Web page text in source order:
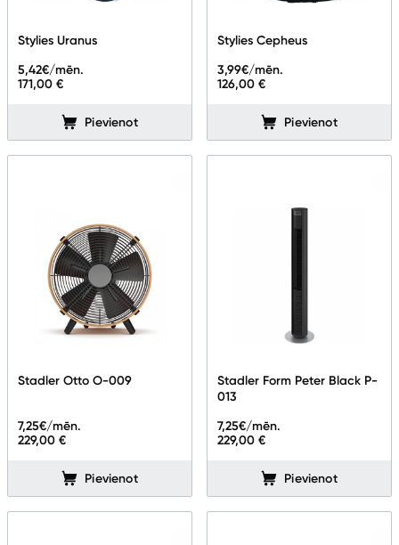
Tet pakalpojumi
Kontakti
Stylies Uranus
171,00 €
5,42€/mēn.
Pievienot
Stylies Cepheus
126,00 €
3,99€/mēn.
Pievienot
Stadler Otto O-009
229,00 €
7,25€/mēn.
Pievienot
Stadler Form Peter Black P-
013
229,00 €
7,25€/mēn.
Pievienot